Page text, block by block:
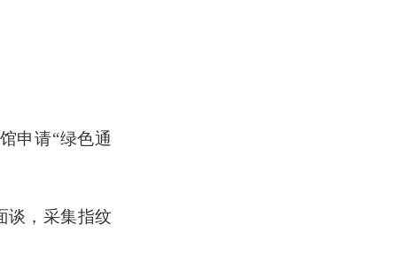
申请“绿色通
谈，采集指纹